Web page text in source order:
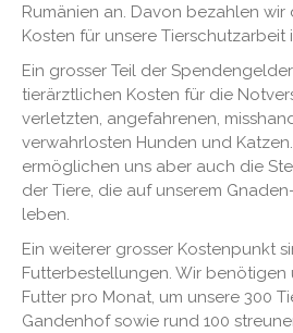
Rumänien an. Davon bezahlen
Kosten für unsere Tierschutzarbeit
Ein grosser Teil der
tierärztlichen Kosten für die
verletzten, angefahrenen,
verwahrlosten Hunden und
ermöglichen uns aber auch die
der Tiere, die auf unserem
leben.
Ein weiterer grosser Kostenpunkt
Futterbestellungen. Wir benötigen
Futter pro Monat, um unsere 300
Gandenhof sowie rund 100